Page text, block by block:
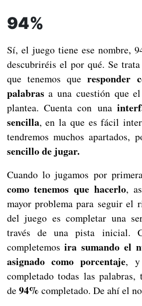
94%
Sí, el juego tiene ese nombre,
descubriréis el por qué. Se
que tenemos queresponder
palabras a una cuestión que
plantea. Cuenta con una
sencilla, en la que es fácil
tendremos muchos apartados,
sencillo de jugar.
Cuando lo jugamos por
como tenemos que hacerlo,
mayor problema para seguir el
del juego es completar una
través de una pista inicial.
completemosira sumando el
asignado como porcentaje, y
completado todas las
de 94% completado. De ahí el